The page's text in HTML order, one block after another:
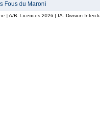
Fous du Maroni
| A/B: Licences 2026 | IA: Division